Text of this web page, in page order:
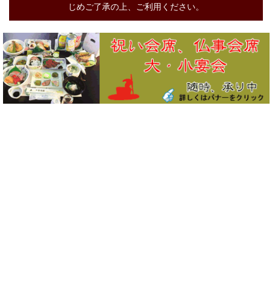
じめご了承の上、ご利用ください。